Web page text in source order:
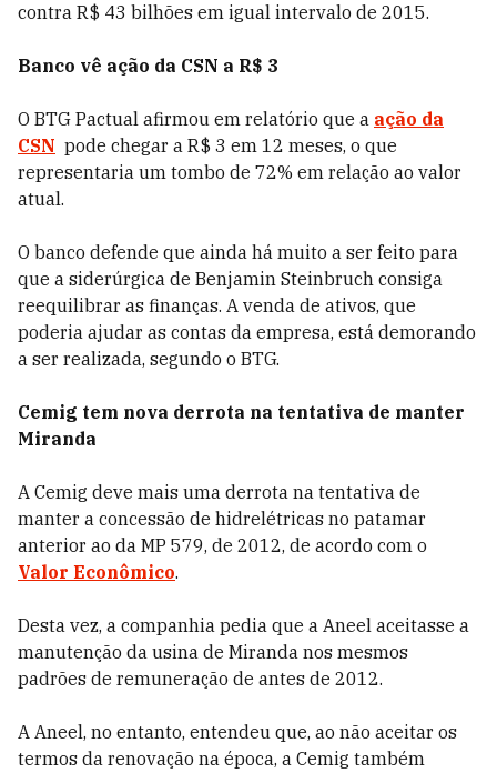
contra R$ 43 bilhões em igual intervalo de 2015.
Banco vê ação da CSN a R$ 3
O BTG Pactual afirmou em relatório que a ação da
CSN pode chegar a R$ 3 em 12 meses, o que
representaria um tombo de 72% em relação ao valor
atual.
O banco defende que ainda há muito a ser feito para
que a siderúrgica de Benjamin Steinbruch consiga
reequilibrar as finanças. A venda de ativos, que
poderia ajudar as contas da empresa, está demorando
a ser realizada, segundo o BTG.
Cemig tem nova derrota na tentativa de manter
Miranda
A Cemig deve mais uma derrota na tentativa de
manter a concessão de hidrelétricas no patamar
anterior ao da MP 579, de 2012, de acordo com o
Valor Econômico.
Desta vez, a companhia pedia que a Aneel aceitasse a
manutenção da usina de Miranda nos mesmos
padrões de remuneração de antes de 2012.
A Aneel, no entanto, entendeu que, ao não aceitar os
termos da renovação na época, a Cemig também